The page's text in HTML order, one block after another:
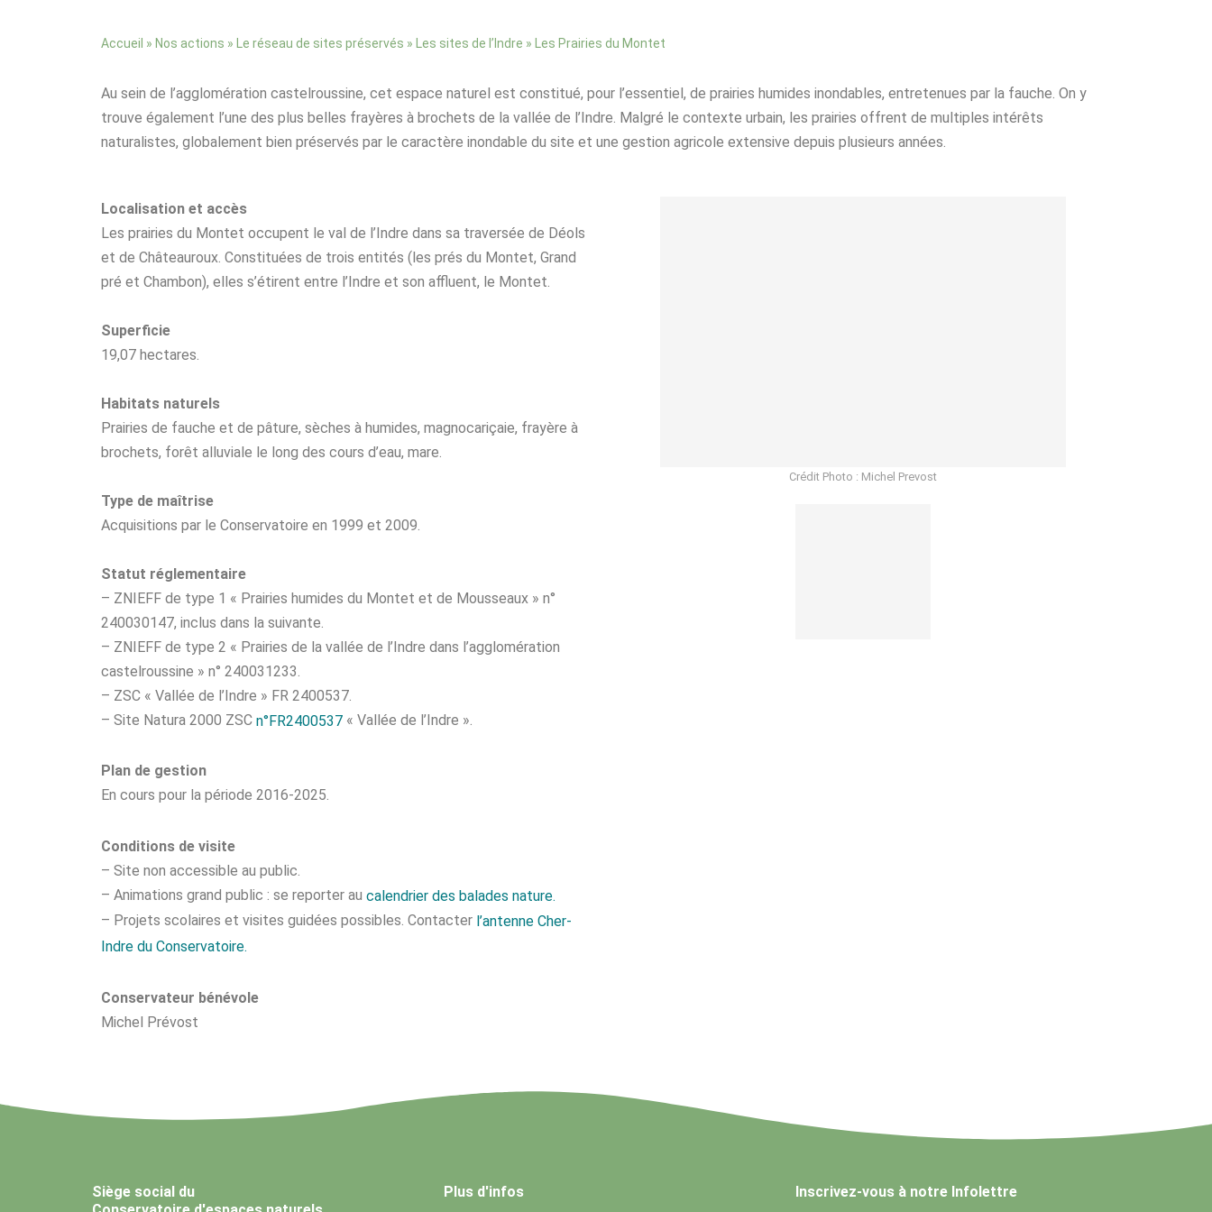
Accueil » Nos actions » Le réseau de sites préservés » Les sites de l’Indre » Les Prairies du Montet
Au sein de l’agglomération castelroussine, cet espace naturel est constitué, pour l’essentiel, de prairies humides inondables, entretenues par la fauche. On y
trouve également l’une des plus belles frayères à brochets de la vallée de l’Indre. Malgré le contexte urbain, les prairies offrent de multiples intérêts
naturalistes, globalement bien préservés par le caractère inondable du site et une gestion agricole extensive depuis plusieurs années.
Localisation et accès
Les prairies du Montet occupent le val de l’Indre dans sa traversée de Déols
et de Châteauroux. Constituées de trois entités (les prés du Montet, Grand
pré et Chambon), elles s’étirent entre l’Indre et son affluent, le Montet.
Superficie
19,07 hectares.
Habitats naturels
Prairies de fauche et de pâture, sèches à humides, magnocariçaie, frayère à
brochets, forêt alluviale le long des cours d’eau, mare.
Type de maîtrise
Acquisitions par le Conservatoire en 1999 et 2009.
Statut réglementaire
– ZNIEFF de type 1 « Prairies humides du Montet et de Mousseaux » n°
240030147, inclus dans la suivante.
– ZNIEFF de type 2 « Prairies de la vallée de l’Indre dans l’agglomération
castelroussine » n° 240031233.
– ZSC « Vallée de l’Indre » FR 2400537.
– Site Natura 2000 ZSC n°FR2400537 « Vallée de l’Indre ».
Plan de gestion
En cours pour la période 2016-2025.
Conditions de visite
– Site non accessible au public.
– Animations grand public : se reporter au calendrier des balades nature.
– Projets scolaires et visites guidées possibles. Contacter l’antenne Cher-
Indre du Conservatoire.
Conservateur bénévole
Michel Prévost
Crédit Photo : Michel Prevost
Siège social du
Plus d'infos Inscrivez-vous à notre Infolettre